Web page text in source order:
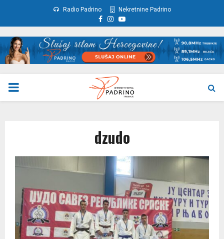
Radio Padrino Nekretnine Padrino
Facebook
Instagram
Youtube
PRIMARY
dzudo